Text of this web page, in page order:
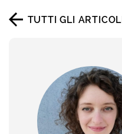
TUTTI GLI ARTICOLI